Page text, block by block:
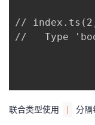
动
关
的
者
我
支
//
//   Type
联合类型使用 分隔